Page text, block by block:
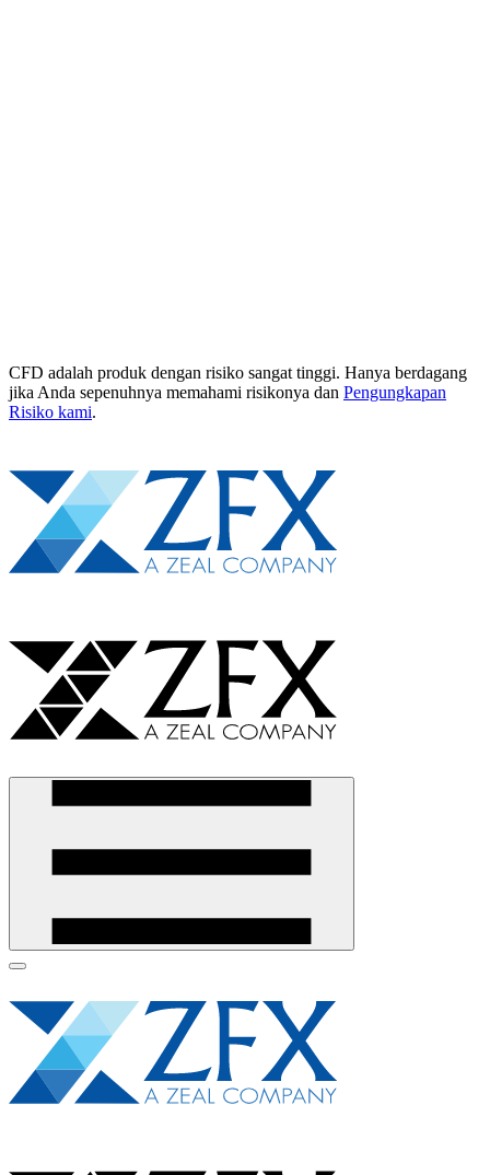
CFD adalah produk dengan risiko sangat tinggi. Hanya berdagang
jika Anda sepenuhnya memahami risikonya dan Pengungkapan
Risiko kami.